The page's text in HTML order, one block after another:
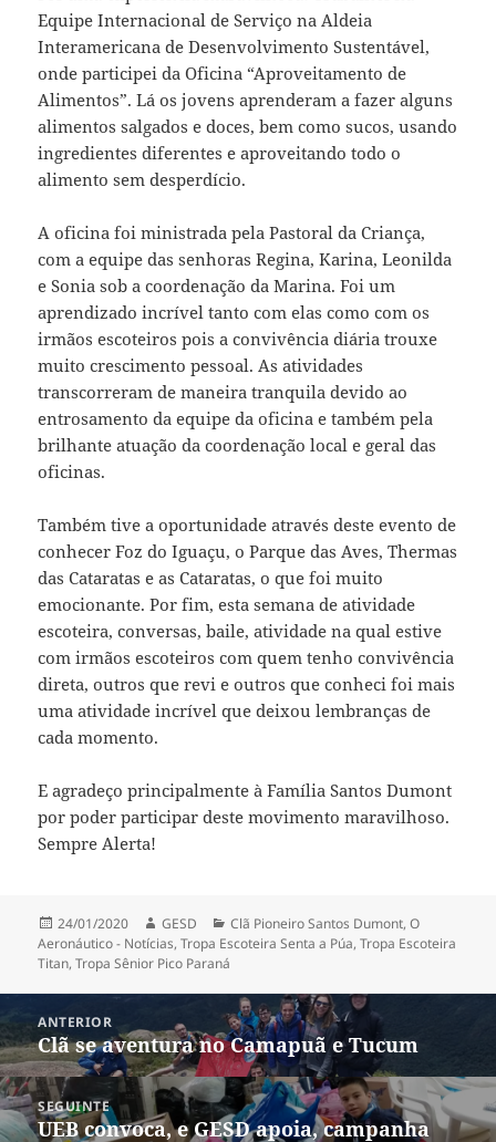
Equipe Internacional de Serviço na Aldeia
Interamericana de Desenvolvimento Sustentável,
onde participei da Oficina “Aproveitamento de
Alimentos”. Lá os jovens aprenderam a fazer alguns
alimentos salgados e doces, bem como sucos, usando
ingredientes diferentes e aproveitando todo o
alimento sem desperdício.
A oficina foi ministrada pela Pastoral da Criança,
com a equipe das senhoras Regina, Karina, Leonilda
e Sonia sob a coordenação da Marina. Foi um
aprendizado incrível tanto com elas como com os
irmãos escoteiros pois a convivência diária trouxe
muito crescimento pessoal. As atividades
transcorreram de maneira tranquila devido ao
entrosamento da equipe da oficina e também pela
brilhante atuação da coordenação local e geral das
oficinas.
Também tive a oportunidade através deste evento de
conhecer Foz do Iguaçu, o Parque das Aves, Thermas
das Cataratas e as Cataratas, o que foi muito
emocionante. Por fim, esta semana de atividade
escoteira, conversas, baile, atividade na qual estive
com irmãos escoteiros com quem tenho convivência
direta, outros que revi e outros que conheci foi mais
uma atividade incrível que deixou lembranças de
cada momento.
E agradeço principalmente à Família Santos Dumont
por poder participar deste movimento maravilhoso.
Sempre Alerta!
Publicado
em
24/01/2020 Autor
GESD Categorias
Clã Pioneiro Santos Dumont,O
Aeronáutico - Notícias,Tropa Escoteira Senta a Púa,Tropa Escoteira
Titan,Tropa Sênior Pico Paraná
de
Post
ANTERIOR
Post
anterior:
Clã se aventura no Camapuã e Tucum
SEGUINTE
Próximo
UEB convoca, e GESD apoia, campanha